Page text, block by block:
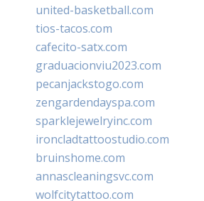
united-basketball.com
tios-tacos.com
cafecito-satx.com
graduacionviu2023.com
pecanjackstogo.com
zengardendayspa.com
sparklejewelryinc.com
ironcladtattoostudio.com
bruinshome.com
annascleaningsvc.com
wolfcitytattoo.com